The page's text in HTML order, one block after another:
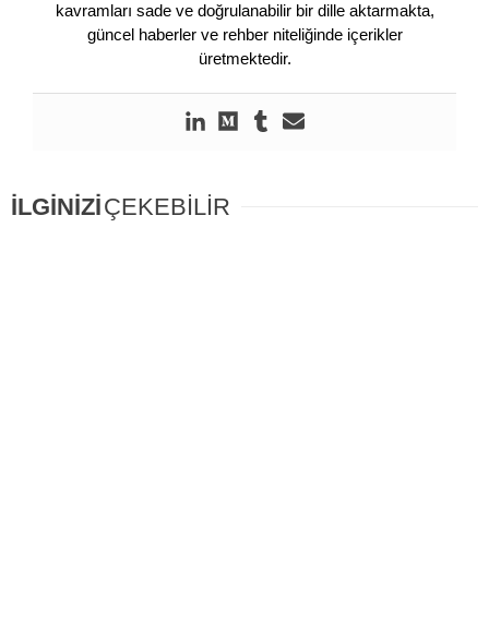
kavramları sade ve doğrulanabilir bir dille aktarmakta,
güncel haberler ve rehber niteliğinde içerikler
üretmektedir.
İLGİNİZİÇEKEBİLİR